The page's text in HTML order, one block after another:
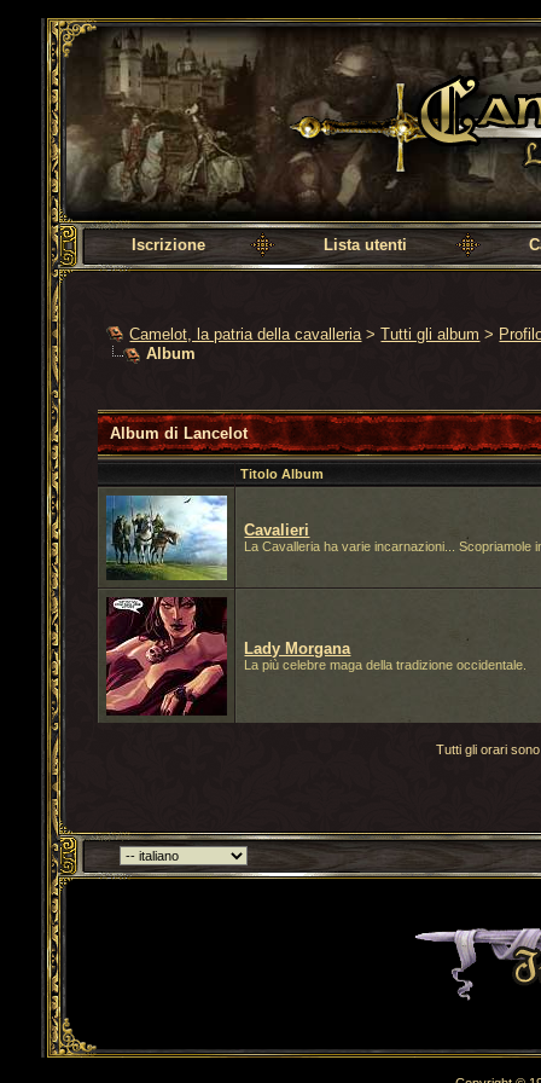
Camelot, la patria della cavalleria
Iscrizione Lista utenti
Camelot, la patria della cavalleria >Tutti gli album >
Album
Album di Lancelot
Titolo Album
Cavalieri
La Cavalleria ha varie incarnazioni... Scopriamole
Lady Morgana
La più celebre maga della tradizione occidentale.
Tutti gli orari
Torna indietro